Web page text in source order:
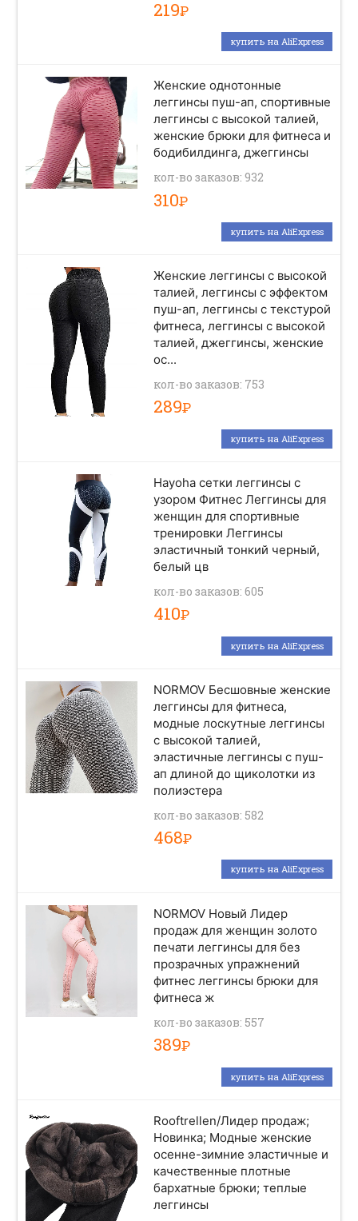
219Р
купить на AliExpress
Женские однотонные
леггинсы пуш-ап, спортивные
леггинсы с высокой талией,
женские брюки для фитнеса и
бодибилдинга, джеггинсы
кол-во заказов: 932
310Р
купить на AliExpress
Женские леггинсы с высокой
талией, леггинсы с эффектом
пуш-ап, леггинсы с текстурой
фитнеса, леггинсы с высокой
талией, джеггинсы, женские
ос...
кол-во заказов: 753
289Р
купить на AliExpress
Hayoha сетки леггинсы с
узором Фитнес Леггинсы для
женщин для спортивные
тренировки Леггинсы
эластичный тонкий черный,
белый цв
кол-во заказов: 605
410Р
купить на AliExpress
NORMOV Бесшовные женские
леггинсы для фитнеса,
модные лоскутные леггинсы
с высокой талией,
эластичные леггинсы с пуш-
ап длиной до щиколотки из
полиэстера
кол-во заказов: 582
468Р
купить на AliExpress
NORMOV Новый Лидер
продаж для женщин золото
печати леггинсы для без
прозрачных упражнений
фитнес леггинсы брюки для
фитнеса ж
кол-во заказов: 557
389Р
купить на AliExpress
Rooftrellen/Лидер продаж;
Новинка; Модные женские
осенне-зимние эластичные и
качественные плотные
бархатные брюки; теплые
леггинсы